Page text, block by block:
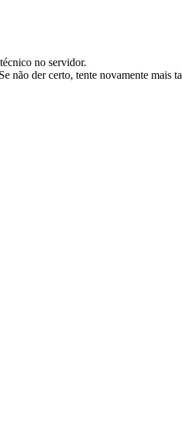
no servidor.
não der certo, tente novamente